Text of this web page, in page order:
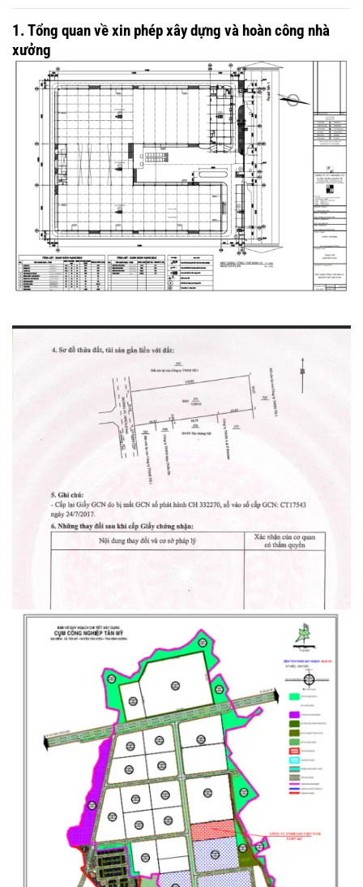
1. Tổng quan về xin phép xây dựng và hoàn công nhà
xưởng